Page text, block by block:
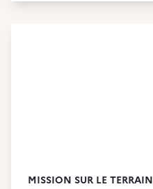
MISSION SUR LE TERRAIN